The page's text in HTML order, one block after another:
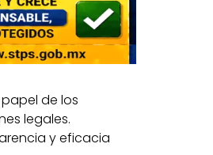
de los
legales.
y eficacia